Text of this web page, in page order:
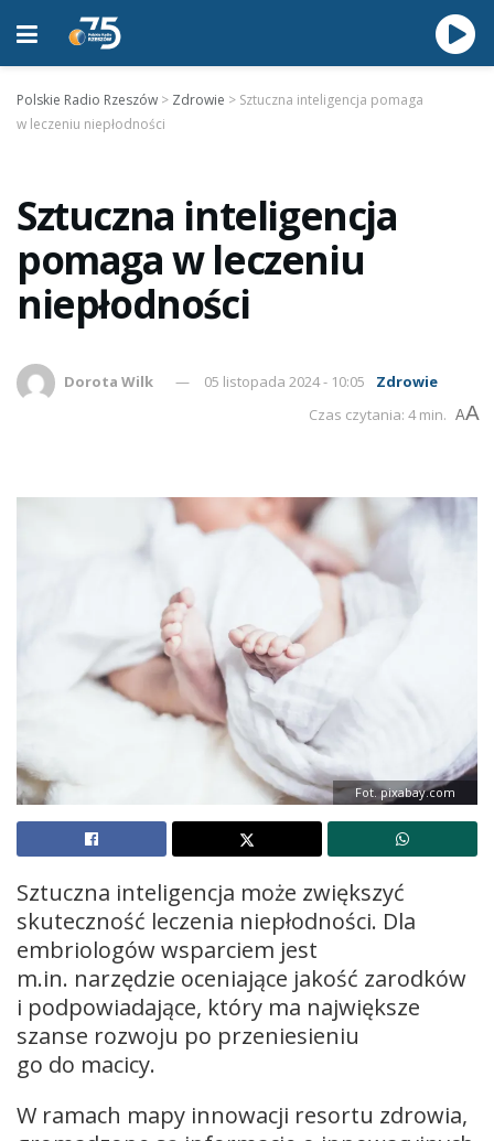
Polskie Radio Rzeszów > Zdrowie > Sztuczna inteligencja pomaga
w leczeniu niepłodności
Sztuczna inteligencja
pomaga w leczeniu
niepłodności
Dorota Wilk 05 listopada 2024 - 10:05
Zdrowie
Czas czytania: 4 min. AA
Fot. pixabay.com
Sztuczna inteligencja może zwiększyć
skuteczność leczenia niepłodności. Dla
embriologów wsparciem jest
m.in. narzędzie oceniające jakość zarodków
i podpowiadające, który ma największe
szanse rozwoju po przeniesieniu
go do macicy.
W ramach mapy innowacji resortu zdrowia,